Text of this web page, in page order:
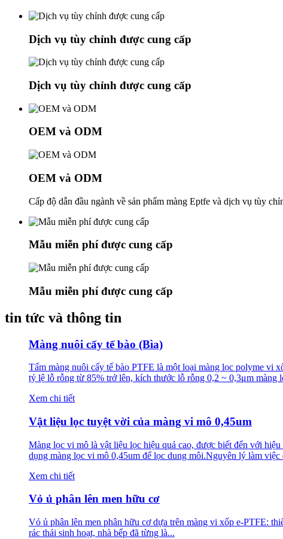
Dịch vụ tùy chỉnh được cung cấp
Dịch vụ tùy chỉnh được cung cấp
OEM và ODM
OEM và ODM
Cấp độ dẫn đầu ngành về sản phẩm màng Eptfe và dịch vụ tùy
Mẫu miễn phí được cung cấp
Mẫu miễn phí được cung cấp
tin tức và thông tin
Màng nuôi cấy tế bào (Bìa)
Tấm màng nuôi cấy tế bào PTFE là một loại màng lọc polyme vi
tỷ lệ lỗ rỗng từ 85% trở lên, kích thước lỗ rỗng 0,2 ~ 0,3μm màng
Xem chi tiết
Vật liệu lọc tuyệt vời của màng vi mô 0,45um
Màng lọc vi mô là vật liệu lọc hiệu quả cao, được biết đến với
dụng màng lọc vi mô 0,45um để lọc dung môi.Nguyên lý làm việc
Xem chi tiết
Vỏ ủ phân lên men hữu cơ
Vỏ ủ phân lên men phân hữu cơ dựa trên màng vi xốp e-PTFE:
rác thải sinh hoạt, nhà bếp đã từng là...